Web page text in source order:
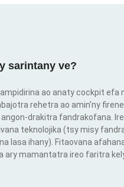
sarintany ve?
ao anaty cockpit efa
rehetra ao amin'ny
drakitra fandrakofana.
teknolojika (tsy misy
lasa ihany). Fitaovana
ary mamantatra ireo faritra